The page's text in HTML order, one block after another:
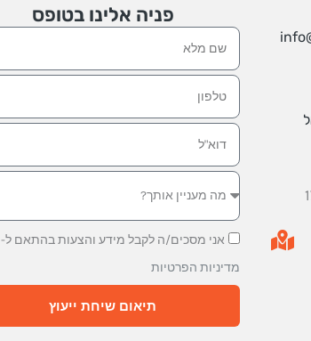
M
פניה אלינו בטופס
טלפון
אימייל
אני מסכים/ה לקבל מידע והצעות בהתאם ל-
מדיניות הפרטיות
תיאום שיחת ייעוץ